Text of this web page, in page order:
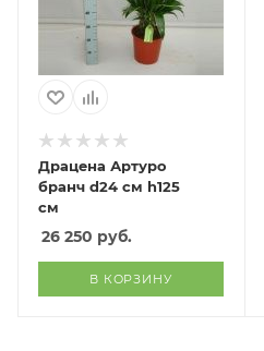
Драцена Артуро
бранч d24 см h125
см
26 250 руб.
В КОРЗИНУ